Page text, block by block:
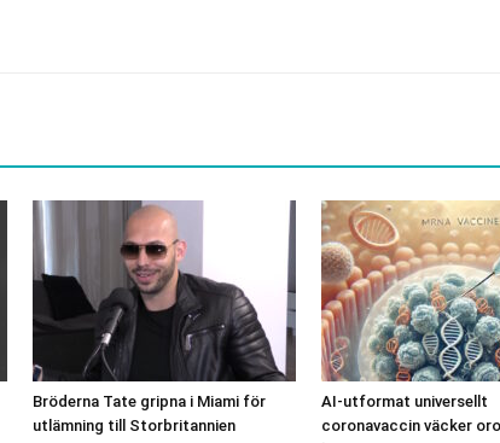
Bröderna Tate gripna i Miami för
utlämning till Storbritannien
AI-utformat universellt
coronavaccin väcker